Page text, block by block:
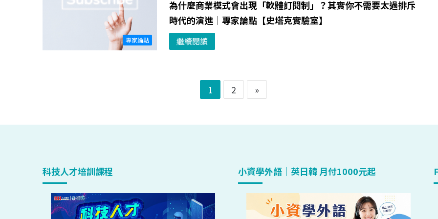
專家論點
為什麼商業模式會出現「軟體訂閱制」？其實你不需要太過排斥
時代的演進｜專家論點【史塔克實驗室】
繼續閱讀
1 2 »
科技人才培訓課程 小資學外語｜英日韓 月付1000元起